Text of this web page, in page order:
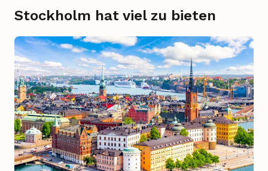
Stockholm hat viel zu bieten